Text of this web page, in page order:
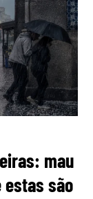
mau
estas são